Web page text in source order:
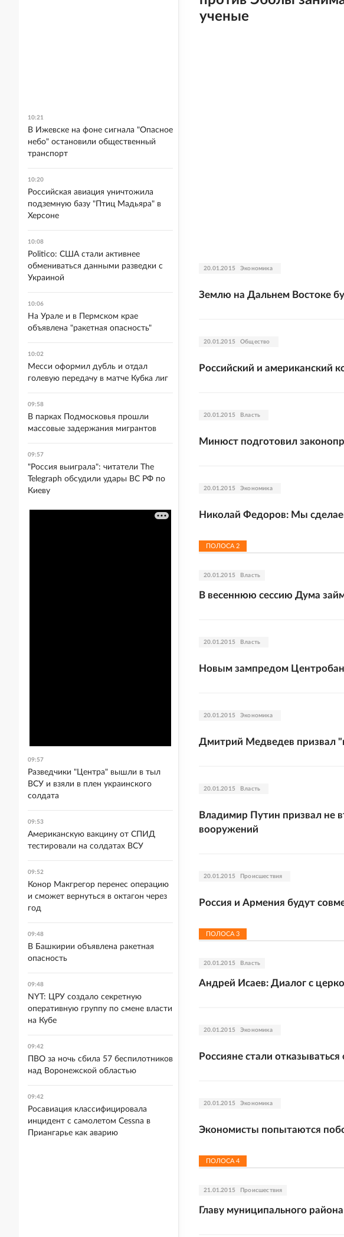
ученые
20.01.2015 Экономика
Землю на Дальнем Востоке
20.01.2015 Общество
Российский и американский
20.01.2015 Власть
Минюст подготовил
20.01.2015 Экономика
Николай Федоров: Мы
ПОЛОСА 2
20.01.2015 Власть
В весеннюю сессию Дума
20.01.2015 Власть
Новым зампредом
20.01.2015 Экономика
Дмитрий Медведев призвал
20.01.2015 Власть
Владимир Путин призвал не
вооружений
20.01.2015 Происшествия
Россия и Армения будут
ПОЛОСА 3
20.01.2015 Власть
Андрей Исаев: Диалог с
20.01.2015 Экономика
Россияне стали
20.01.2015 Экономика
Экономисты попытаются
ПОЛОСА 4
21.01.2015 Происшествия
Главу муниципального
10:21
В Ижевске на фоне сигнала "Опасное
небо" остановили общественный
транспорт
10:20
Российская авиация уничтожила
подземную базу "Птиц Мадьяра" в
Херсоне
10:08
Politico: США стали активнее
обмениваться данными разведки с
Украиной
10:06
На Урале и в Пермском крае
объявлена "ракетная опасность"
10:02
Месси оформил дубль и отдал
голевую передачу в матче Кубка лиг
09:58
В парках Подмосковья прошли
массовые задержания мигрантов
09:57
"Россия выиграла": читатели The
Telegraph обсудили удары ВС РФ по
Киеву
09:57
Разведчики "Центра" вышли в тыл
ВСУ и взяли в плен украинского
солдата
09:53
Американскую вакцину от СПИД
тестировали на солдатах ВСУ
09:52
Конор Макгрегор перенес операцию
и сможет вернуться в октагон через
год
09:48
В Башкирии объявлена ракетная
опасность
09:48
NYT: ЦРУ создало секретную
оперативную группу по смене власти
на Кубе
09:42
ПВО за ночь сбила 57 беспилотников
над Воронежской областью
09:42
Росавиация классифицировала
инцидент с самолетом Cessna в
Приангарье как аварию